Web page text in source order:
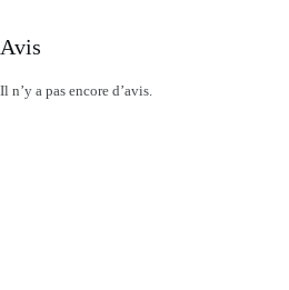
Avis
Il n’y a pas encore d’avis.